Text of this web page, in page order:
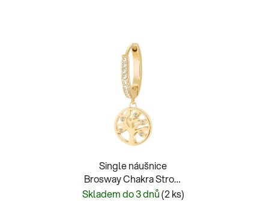
Single náušnice
Brosway Chakra Strom
života BHKE005 - 1 kus
Skladem do 3 dnů(2 ks)